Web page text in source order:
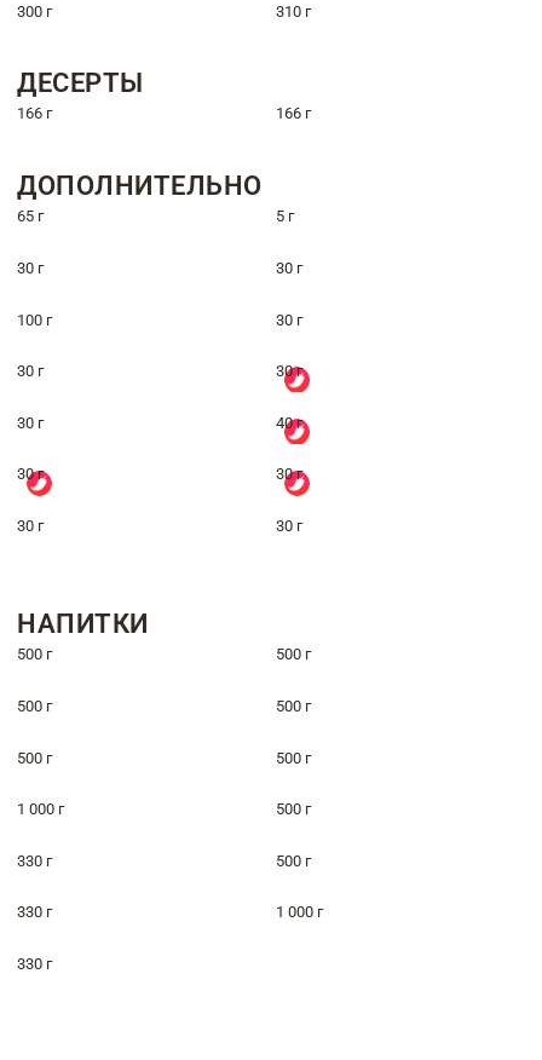
300 г 310 г
ДЕСЕРТЫ
166 г 166 г
ДОПОЛНИТЕЛЬНО
65 г 5 г
30 г 30 г
100 г 30 г
30 г 30 г
30 г 40 г
30 г 30 г
30 г 30 г
НАПИТКИ
500 г 500 г
500 г 500 г
500 г 500 г
1 000 г 500 г
330 г 500 г
330 г 1 000 г
330 г